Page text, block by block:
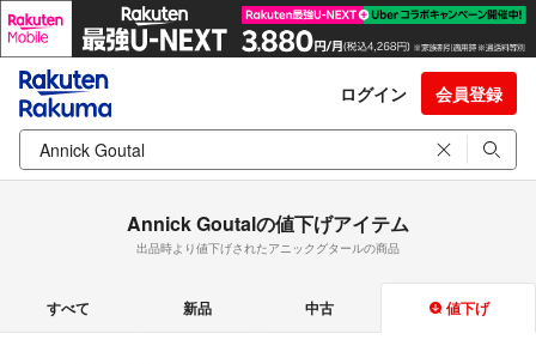
ログイン 会員登録
Annick Goutalの値下げアイテム
出品時より値下げされたアニックグタールの商品
すべて 新品 中古 値下げ